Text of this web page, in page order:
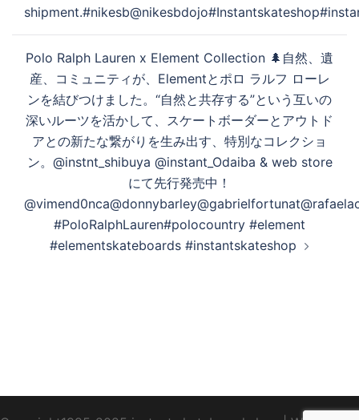
Polo Ralph Lauren x Element Collection 🌲自然、遺
産、コミュニティが、Elementとポロ ラルフ ローレ
ンを結びつけました。“自然と共存する”という互いの
深いルーツを活かして、スケートボーダーとアウトド
アとの新たな繋がりを生み出す、特別なコレクショ
ン。@instnt_shibuya @instant_Odaiba & web store
にて先行発売中！
#PoloRalphLauren#polocountry #element
#elementskateboards #instantskateshop